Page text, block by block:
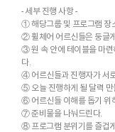
- 세부 진행 사항 -
① 해당그룹 및 프로그램 장
② 휠체어 어르신들은 둥글
③ 원 속 안에 테이블을 마련
다.
④ 어르신들과 진행자가 서
⑤ 오늘 진행하게 될 달력 만
⑥ 어르신들 이해를 돕기 위
⑦ 준비물을 나눠드린다.
⑧ 프로그램 분위기를 즐겁